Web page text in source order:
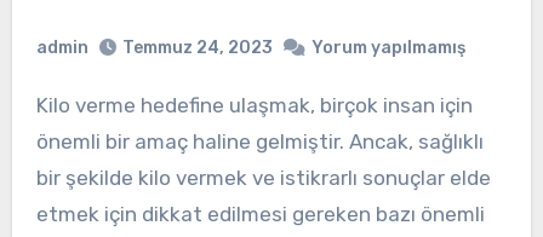
admin Temmuz 24, 2023 Yorum yapılmamış
Kilo verme hedefine ulaşmak, birçok insan için
önemli bir amaç haline gelmiştir. Ancak, sağlıklı
bir şekilde kilo vermek ve istikrarlı sonuçlar elde
etmek için dikkat edilmesi gereken bazı önemli